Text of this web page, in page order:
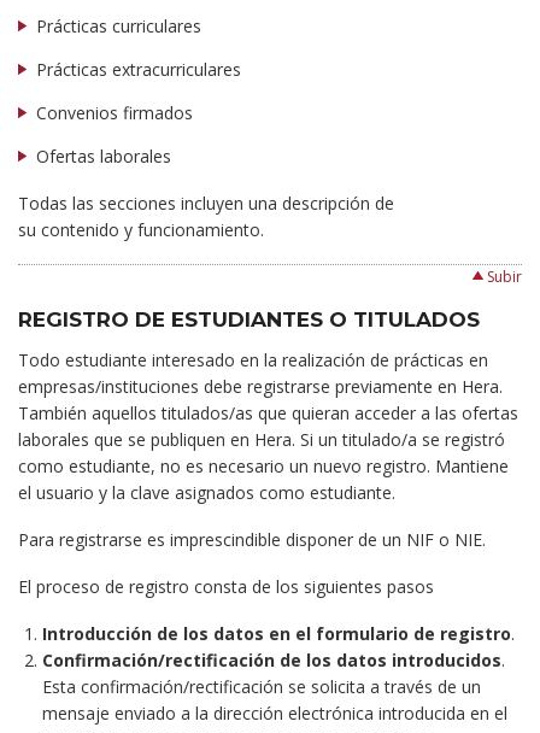
Prácticas curriculares
Prácticas extracurriculares
Convenios firmados
Ofertas laborales
Todas las secciones incluyen una descripción de
su contenido y funcionamiento.
Subir
REGISTRO DE ESTUDIANTES O TITULADOS
Todo estudiante interesado en la realización de prácticas en
empresas/instituciones debe registrarse previamente en Hera.
También aquellos titulados/as que quieran acceder a las ofertas
laborales que se publiquen en Hera. Si un titulado/a se registró
como estudiante, no es necesario un nuevo registro. Mantiene
el usuario y la clave asignados como estudiante.
Para registrarse es imprescindible disponer de un NIF o NIE.
El proceso de registro consta de los siguientes pasos
Introducción de los datos en el formulario de registro.
Confirmación/rectificación de los datos introducidos.
Esta confirmación/rectificación se solicita a través de un
mensaje enviado a la dirección electrónica introducida en el